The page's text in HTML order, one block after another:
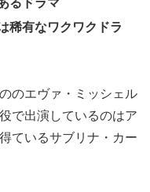
稀有なワクワクドラ
のエヴァ・ミッシェル
で出演しているのはア
ているサブリナ・カー